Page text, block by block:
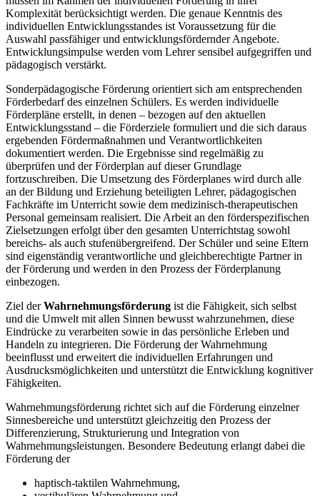
Komplexität berücksichtigt werden. Die genaue Kenntnis des
individuellen Entwicklungsstandes ist Voraussetzung für die
Auswahl passfähiger und entwicklungsfördernder Angebote.
Entwicklungsimpulse werden vom Lehrer sensibel aufgegriffen und
pädagogisch verstärkt.
Sonderpädagogische Förderung orientiert sich am entsprechenden
Förderbedarf des einzelnen Schülers. Es werden individuelle
Förderpläne erstellt, in denen – bezogen auf den aktuellen
Entwicklungsstand – die Förderziele formuliert und die sich daraus
ergebenden Fördermaßnahmen und Verantwortlichkeiten
dokumentiert werden. Die Ergebnisse sind regelmäßig zu
überprüfen und der Förderplan auf dieser Grundlage
fortzuschreiben. Die Umsetzung des Förderplanes wird durch alle
an der Bildung und Erziehung beteiligten Lehrer, pädagogischen
Fachkräfte im Unterricht sowie dem medizinisch-therapeutischen
Personal gemeinsam realisiert. Die Arbeit an den förderspezifischen
Zielsetzungen erfolgt über den gesamten Unterrichtstag sowohl
bereichs- als auch stufenübergreifend. Der Schüler und seine Eltern
sind eigenständig verantwortliche und gleichberechtigte Partner in
der Förderung und werden in den Prozess der Förderplanung
einbezogen.
Ziel derWahrnehmungsförderung ist die Fähigkeit, sich selbst
und die Umwelt mit allen Sinnen bewusst wahrzunehmen, diese
Eindrücke zu verarbeiten sowie in das persönliche Erleben und
Handeln zu integrieren. Die Förderung der Wahrnehmung
beeinflusst und erweitert die individuellen Erfahrungen und
Ausdrucksmöglichkeiten und unterstützt die Entwicklung kognitiver
Fähigkeiten.
Wahrnehmungsförderung richtet sich auf die Förderung einzelner
Sinnesbereiche und unterstützt gleichzeitig den Prozess der
Differenzierung, Strukturierung und Integration von
Wahrnehmungsleistungen. Besondere Bedeutung erlangt dabei die
Förderung der
haptisch-taktilen Wahrnehmung,